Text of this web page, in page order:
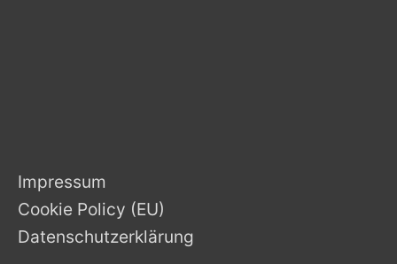
Impressum
Cookie Policy (EU)
Datenschutzerklärung